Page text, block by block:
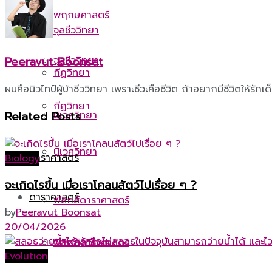
พฤกษศาสตร์
จุลชีววิทยา
กีฏวิทยา
นิเวศวิทยา
ดาราศาสตร์
ฟิสิกส์ดาราศาสตร์
จุลชีววิทยา
กีฏวิทยา
นิเวศวิทยา
ดาราศาสตร์
ฟิสิกส์ดาราศาสตร์
จักรวาลวิทยา
Peeravut Boonsat
ผมคือนิวไทป์ผู้บ้าชีววิทยา เพราะชีวะคือชีวิต ถ้าอยากมีชีวิตให้รักเด็
Related Posts
Biology
จะเกิดไรขึ้น เมื่อเราโคลนสัตว์ไปเรื่อย ๆ ?
byPeeravut Boonsat
20/04/2026
Evolution